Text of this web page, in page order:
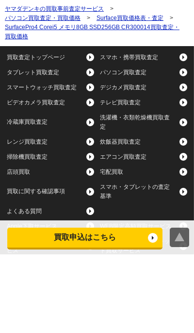
買取申込はこちら
ヤマダデンキの買取事前査定サービス
>
パソコン買取査定・買取価格
> Surface買取価格表・査定
>
SurfacePro4 Corei5 メモリ8GB SSD256GB CR300014買取査定・
買取価格
買取査定トップページ スマホ・携帯買取査定
タブレット買取査定 パソコン買取査定
スマートウォッチ買取査定 デジカメ買取査定
ビデオカメラ買取査定 テレビ買取査定
冷蔵庫買取査定
洗濯機・衣類乾燥機買取査
定
レンジ買取査定 炊飯器買取査定
掃除機買取査定 エアコン買取査定
店頭買取 宅配買取
買取に関する確認事項
スマホ・タブレットの査定
基準
よくある質問
Apple下取サービス WEB限定高額買取サービス
法人向けパソコン買取サー
ビス
法人向けスマホ・タブレッ
ト買取サービス